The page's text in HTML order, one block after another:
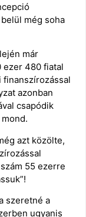
még soha
már
ezer 480 fiatal
finanszírozással
azonban
csapódik
azt közölte,
55 ezerre
szeretné a
ugyanis